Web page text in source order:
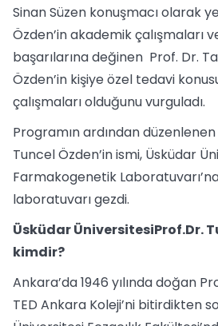
Sinan Süzen konuşmacı olarak
Özden’in akademik çalışmaları
başarılarına değinen Prof. Dr.
Özden’in kişiye özel tedavi
çalışmaları olduğunu vurguladı.
Programın ardından
Tuncel Özden’in ismi, Üsküdar
Farmakogenetik
laboratuvarı gezdi.
Üsküdar ÜniversitesiProf.Dr.
kimdir?
Ankara’da 1946 yılında doğan
TED Ankara Koleji’ni bitirdikten